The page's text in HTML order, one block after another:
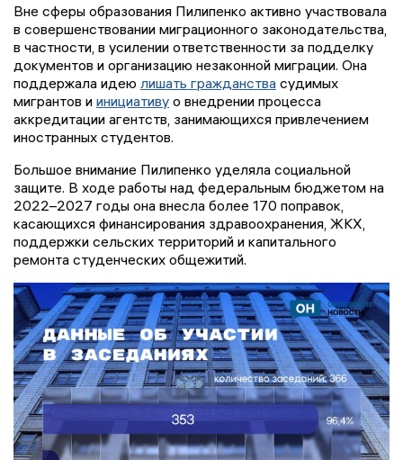
Вне сферы образования Пилипенко активно участвовала
в совершенствовании миграционного законодательства,
в частности, в усилении ответственности за подделку
документов и организацию незаконной миграции. Она
поддержала идею лишать гражданства судимых
мигрантов и инициативу о внедрении процесса
аккредитации агентств, занимающихся привлечением
иностранных студентов.
Большое внимание Пилипенко уделяла социальной
защите. В ходе работы над федеральным бюджетом на
2022–2027 годы она внесла более 170 поправок,
касающихся финансирования здравоохранения, ЖКХ,
поддержки сельских территорий и капитального
ремонта студенческих общежитий.